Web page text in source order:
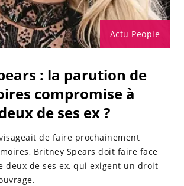
Actu People
: la parution de
compromise à
de ses ex ?
de faire prochainement
Britney Spears doit faire face
deux de ses ex, qui exigent un droit